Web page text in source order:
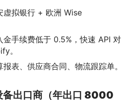
虚拟银行 + 欧洲 Wise
金手续费低于 0.5%，快速 API 对
。
表、供应商合同、物流跟踪单。
备出口商（年出口 8000